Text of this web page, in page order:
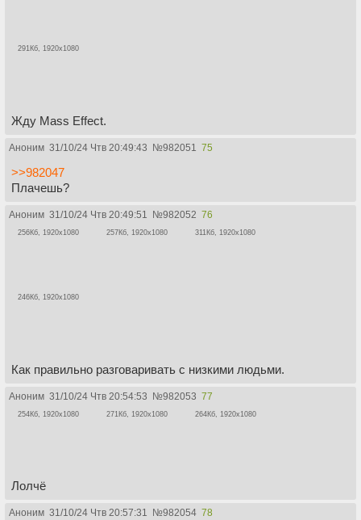
291Кб, 1920x1080
Жду Mass Effect.
Аноним 31/10/24 Чтв 20:49:43 №982051 75
>>982047
Плачешь?
Аноним 31/10/24 Чтв 20:49:51 №982052 76
256Кб, 1920x1080 257Кб, 1920x1080 311Кб, 1920x1080
246Кб, 1920x1080
Как правильно разговаривать с низкими людьми.
Аноним 31/10/24 Чтв 20:54:53 №982053 77
254Кб, 1920x1080 271Кб, 1920x1080 264Кб, 1920x1080
Лолчё
Аноним 31/10/24 Чтв 20:57:31 №982054 78